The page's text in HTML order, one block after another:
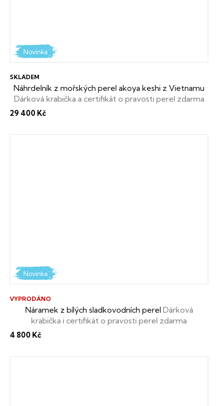
Novinka
Náhrdelník z mořských perel akoya keshi z Vietnamu
Dárková krabička a certifikát o pravosti perel zdarma
SKLADEM
29 400 Kč
Novinka
Náramek z bílých sladkovodních perel Dárková
krabička i certifikát o pravosti perel zdarma
VYPRODÁNO
4 800 Kč